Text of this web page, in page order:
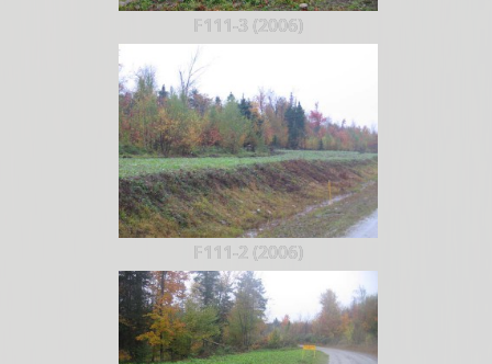
F111-3 (2006)
F111-2 (2006)